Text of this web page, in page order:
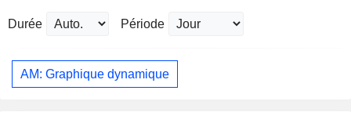
Durée Période
AM: Graphique dynamique